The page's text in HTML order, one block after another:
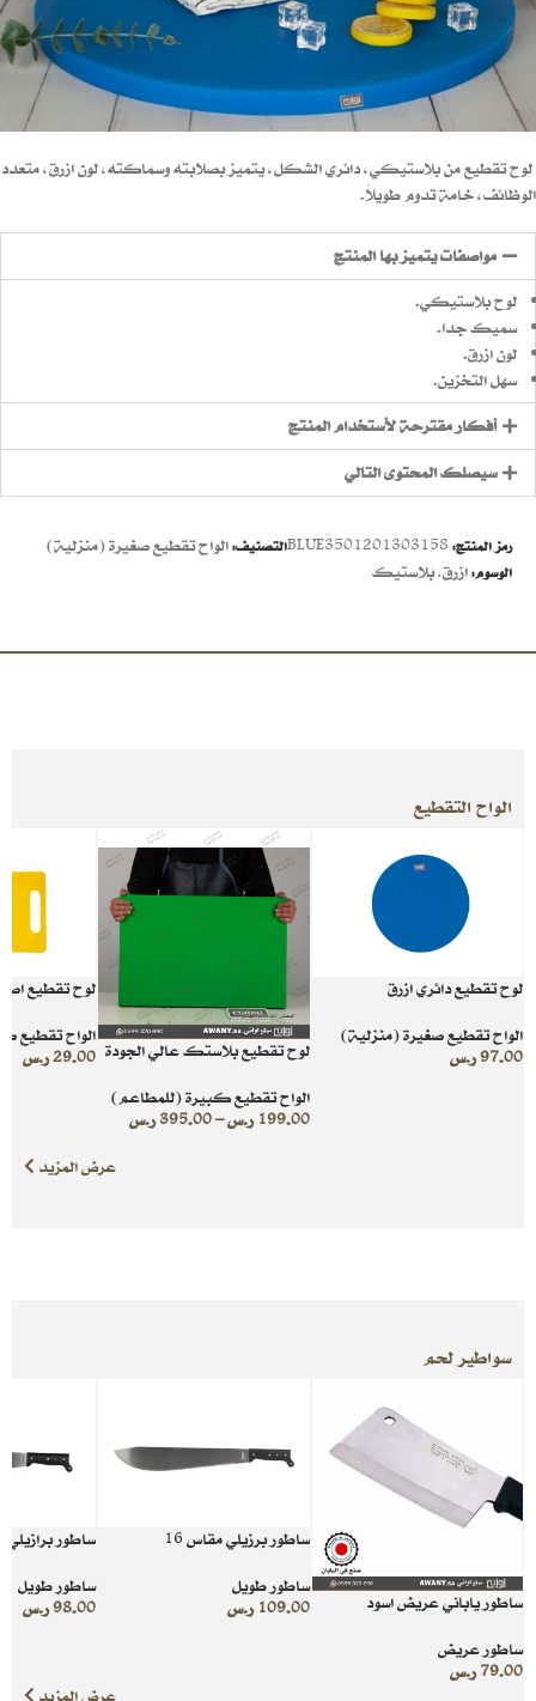
لوح تقطيع من بلاستيكي، دائري الشكل، يتميز بصلابته وسماكته، لون ازرق، متعدد
الوظائف، خامة تدوم طويلاً.
مواصفات يتميز بها المنتج
لوح بلاستيكي.
سميك جدا.
لون ازرق.
سهل التخزين.
أفكار مقترحة لأستخدام المنتج
سيصلك المحتوى التالي
رمز المنتج:BLUE3501201303158التصنيف:الواح تقطيع صغيرة (منزلية)
الوسوم:ازرق,بلاستيك
الواح التقطيع
لوح تقطيع دائري ازرق
الواح تقطيع صغيرة (منزلية)
97.00ر.س
لوح تقطيع بلاستك عالي الجودة
الواح تقطيع كبيرة (للمطاعم)
199.00 ر.س–
395.00 ر.س
لوح تقطيع
الواح تقطيع
29.00ر.س
عرض المزيد
سواطير لحم
ساطور ياباني عريض اسود
ساطور عريض
79.00ر.س
ساطور برزيلي مقاس 16
ساطور طويل
109.00 ر.س
ساطور
ساطور طويل
98.00ر.س
عرض المزيد